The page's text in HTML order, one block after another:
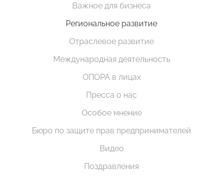
Важное для бизнеса
Региональное развитие
Отраслевое развитие
Международная деятельность
ОПОРА в лицах
Пресса о нас
Особое мнение
Бюро по защите прав предпринимателей
Видео
Поздравления